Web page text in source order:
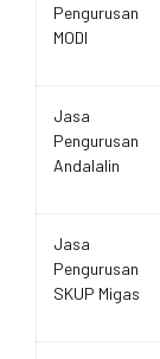
Pengurusan
MODI
Jasa
Pengurusan
Andalalin
Jasa
Pengurusan
SKUP Migas